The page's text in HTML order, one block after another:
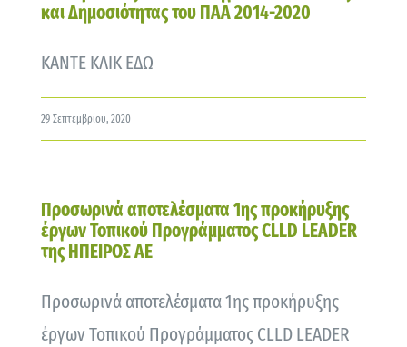
και Δημοσιότητας του ΠΑΑ 2014-2020
ΚΑΝΤΕ ΚΛΙΚ ΕΔΩ
29 Σεπτεμβρίου, 2020
Προσωρινά αποτελέσματα 1ης προκήρυξης
έργων Τοπικού Προγράμματος CLLD LEADER
της ΗΠΕΙΡΟΣ ΑΕ
Προσωρινά αποτελέσματα 1ης προκήρυξης
έργων Τοπικού Προγράμματος CLLD LEADER